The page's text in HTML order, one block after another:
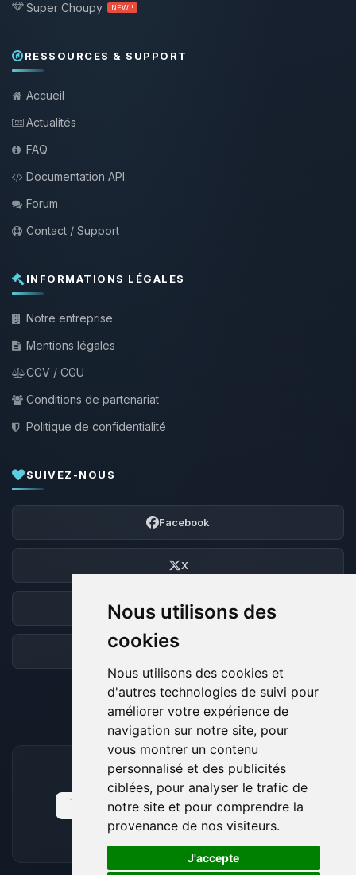
Nous utilisons des
cookies
Nous utilisons des cookies et
d'autres technologies de suivi pour
améliorer votre expérience de
navigation sur notre site, pour
vous montrer un contenu
personnalisé et des publicités
ciblées, pour analyser le trafic de
notre site et pour comprendre la
provenance de nos visiteurs.
J'accepte
Super Choupy NEW !
RESSOURCES & SUPPORT
Accueil
Actualités
FAQ
Documentation API
Forum
Contact / Support
INFORMATIONS LÉGALES
Notre entreprise
Mentions légales
CGV / CGU
Conditions de partenariat
Politique de confidentialité
SUIVEZ-NOUS
Facebook
X
Discord
Forum
MOYENS DE PAIEMENT ACCEPTÉS
🍪